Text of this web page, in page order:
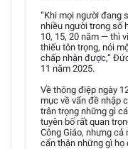
“Khi mọi người đang
nhiều người trong số
10, 15, 20 năm — thì
thiếu tôn trọng, nói
chấp nhận được,”
11 năm 2025.
Về thông điệp ngày
mục về vấn đề nhập
trân trọng những gì
tuyên bố rất quan
Công Giáo, nhưng
cẩn thận những gì họ